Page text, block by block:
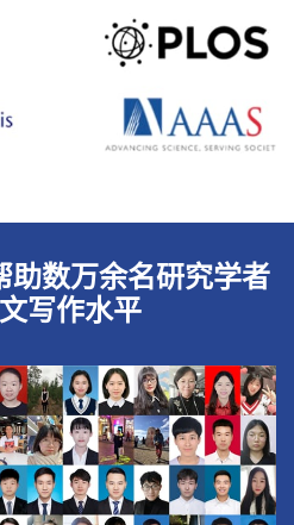
助数万余名研究学者
写作水平